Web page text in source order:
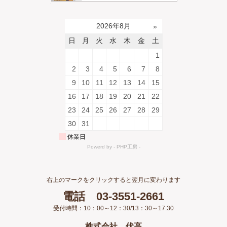
右上のマークをクリックすると翌月に変わります
電話 03-3551-2661
受付時間：10：00～12：30/13：30～17:30